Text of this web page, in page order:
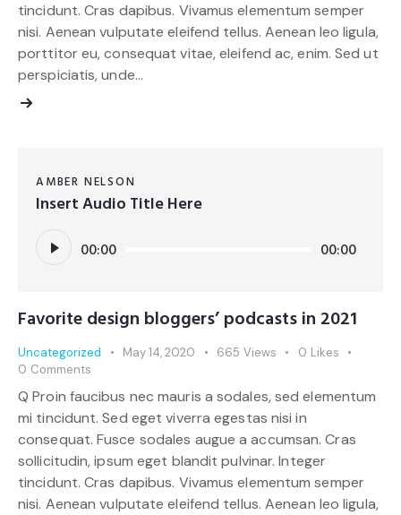
tincidunt. Cras dapibus. Vivamus elementum semper
nisi. Aenean vulputate eleifend tellus. Aenean leo ligula,
porttitor eu, consequat vitae, eleifend ac, enim. Sed ut
perspiciatis, unde…
AMBER NELSON
Insert Audio Title Here
Audio
Player 00:00 00:00
Favorite design bloggers’ podcasts in 2021
Uncategorized May 14, 2020 665 Views 0 Likes
0 Comments
Q Proin faucibus nec mauris a sodales, sed elementum
mi tincidunt. Sed eget viverra egestas nisi in
consequat. Fusce sodales augue a accumsan. Cras
sollicitudin, ipsum eget blandit pulvinar. Integer
tincidunt. Cras dapibus. Vivamus elementum semper
nisi. Aenean vulputate eleifend tellus. Aenean leo ligula,